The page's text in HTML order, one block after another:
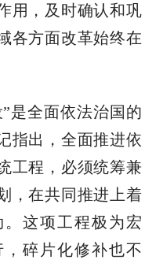
用，及时确认和巩
各方面改革始终在
是全面依法治国的
指出，全面推进依
工程，必须统筹兼
，在共同推进上着
这项工程极为宏
碎片化修补也不